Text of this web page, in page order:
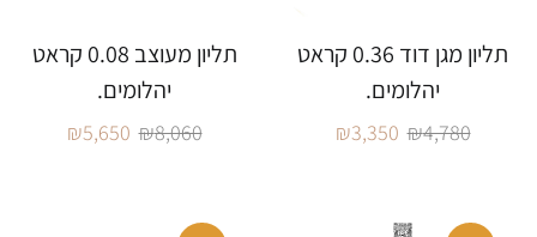
תליון מגן דוד 0.36 קראט
יהלומים.
₪4,780
₪3,350
תליון מעוצב 0.08 קראט
יהלומים.
₪8,060
₪5,650